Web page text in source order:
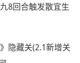
8回合触发散宜生